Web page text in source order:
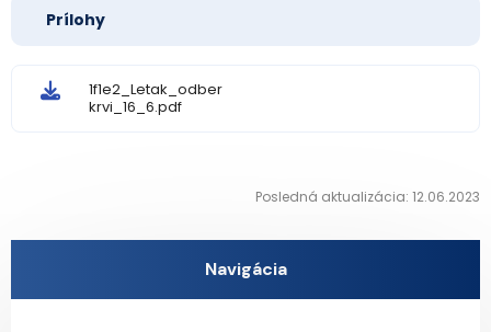
Prílohy
1f1e2_Letak_odber
krvi_16_6.pdf
Posledná aktualizácia: 12.06.2023
Navigácia